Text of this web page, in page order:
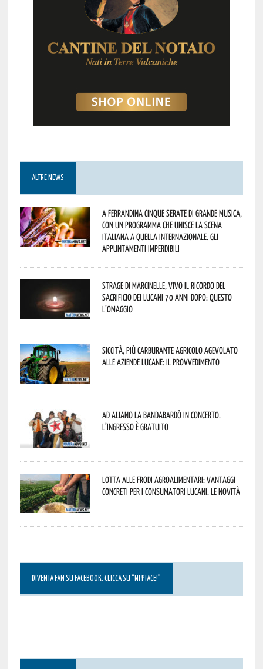
ALTRE NEWS
A Ferrandina cinque serate di grande musica,
con un programma che unisce la scena
italiana a quella internazionale. Gli
appuntamenti imperdibili
Strage di Marcinelle, vivo il ricordo del
sacrificio dei lucani 70 anni dopo: questo
l’omaggio
Siccità, più carburante agricolo agevolato
alle aziende lucane: il provvedimento
Ad Aliano la Bandabardò in concerto.
L’ingresso è gratuito
Lotta alle frodi agroalimentari: vantaggi
concreti per i consumatori lucani. Le novità
DIVENTA FAN SU FACEBOOK, CLICCA SU “MI PIACE!”